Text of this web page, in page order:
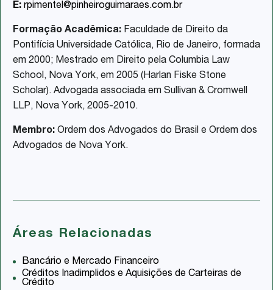
E: rpimentel@pinheiroguimaraes.com.br
Formação Acadêmica: Faculdade de Direito da
Pontifícia Universidade Católica, Rio de Janeiro, formada
em 2000; Mestrado em Direito pela Columbia Law
School, Nova York, em 2005 (Harlan Fiske Stone
Scholar). Advogada associada em Sullivan & Cromwell
LLP, Nova York, 2005-2010.
Membro: Ordem dos Advogados do Brasil e Ordem dos
Advogados de Nova York.
Áreas Relacionadas
Bancário e Mercado Financeiro
Créditos Inadimplidos e Aquisições de Carteiras de
Crédito